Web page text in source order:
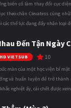
biến cố làm thay đổi cục
theo chân Clevatess cùng
các thế lực đang đẩy nhân loại
Đến Tận Ngày
VIETSUB 10
màn của một học viện bí
và huấn luyện để trở thành
nghiệt ấy, cái chết được